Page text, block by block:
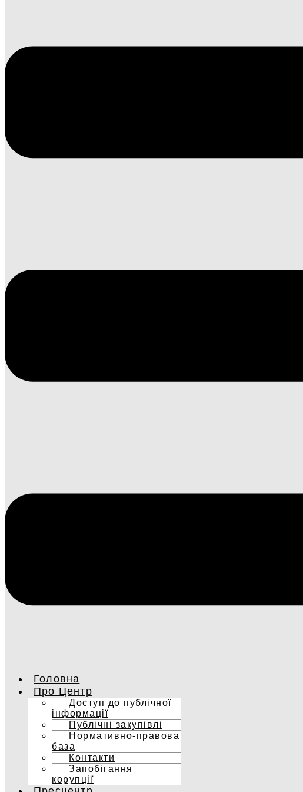
Головна
Про Центр
Доступ до публічної
інформації
Публічні закупівлі
Нормативно-правова
база
Контакти
Запобігання
корупції